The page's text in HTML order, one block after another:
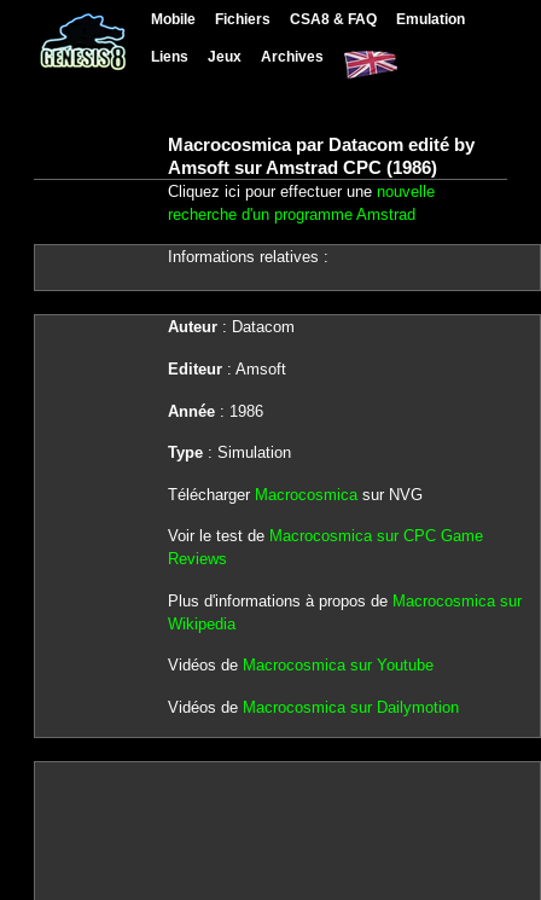
Mobile Fichiers CSA8 & FAQ Emulation
Liens Jeux Archives
Macrocosmica par Datacom edité by
Amsoft sur Amstrad CPC (1986)
Cliquez ici pour effectuer une nouvelle
recherche d'un programme Amstrad
Informations relatives :
Auteur: Datacom
Editeur: Amsoft
Année: 1986
Type: Simulation
Télécharger Macrocosmicasur NVG
Voir le test de Macrocosmica sur CPC Game
Reviews
Plus d'informations à propos de Macrocosmica sur
Wikipedia
Vidéos de Macrocosmica sur Youtube
Vidéos de Macrocosmica sur Dailymotion